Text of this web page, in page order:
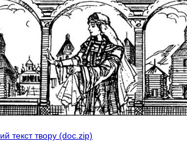
текст твору (doc.zip)